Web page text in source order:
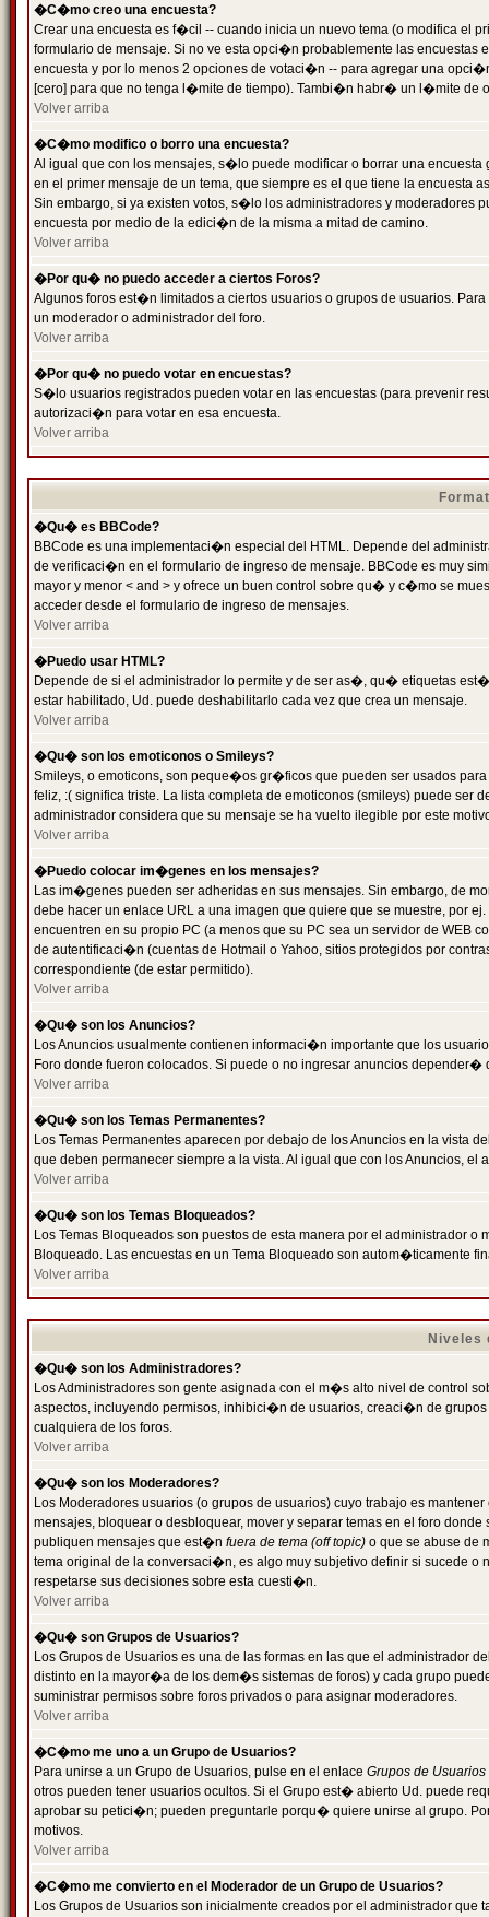
�C�mo creo una encuesta?
Crear una encuesta es f�cil -- cuando inicia un nuevo tema (o modifica el
formulario de mensaje. Si no ve esta opci�n probablemente las
encuesta y por lo menos 2 opciones de votaci�n -- para agregar una
[cero] para que no tenga l�mite de tiempo). Tambi�n habr� un l�mite de
Volver arriba
�C�mo modifico o borro una encuesta?
Al igual que con los mensajes, s�lo puede modificar o borrar una
en el primer mensaje de un tema, que siempre es el que tiene la encuesta
Sin embargo, si ya existen votos, s�lo los administradores y moderadores
encuesta por medio de la edici�n de la misma a mitad de camino.
Volver arriba
�Por qu� no puedo acceder a ciertos Foros?
Algunos foros est�n limitados a ciertos usuarios o grupos de usuarios.
un moderador o administrador del foro.
Volver arriba
�Por qu� no puedo votar en encuestas?
S�lo usuarios registrados pueden votar en las encuestas (para prevenir
autorizaci�n para votar en esa encuesta.
Volver arriba
�Qu� es BBCode?
BBCode es una implementaci�n especial del HTML. Depende del
de verificaci�n en el formulario de ingreso de mensaje. BBCode es muy
mayor y menor < and > y ofrece un buen control sobre qu� y c�mo se
acceder desde el formulario de ingreso de mensajes.
Volver arriba
�Puedo usar HTML?
Depende de si el administrador lo permite y de ser as�, qu� etiquetas
estar habilitado, Ud. puede deshabilitarlo cada vez que crea un mensaje.
Volver arriba
�Qu� son los emoticonos o Smileys?
Smileys, o emoticons, son peque�os gr�ficos que pueden ser usados
feliz, :( significa triste. La lista completa de emoticonos (smileys) puede
administrador considera que su mensaje se ha vuelto ilegible por este
Volver arriba
�Puedo colocar im�genes en los mensajes?
Las im�genes pueden ser adheridas en sus mensajes. Sin embargo, de
debe hacer un enlace URL a una imagen que quiere que se muestre, por
encuentren en su propio PC (a menos que su PC sea un servidor de
de autentificaci�n (cuentas de Hotmail o Yahoo, sitios protegidos por
correspondiente (de estar permitido).
Volver arriba
�Qu� son los Anuncios?
Los Anuncios usualmente contienen informaci�n importante que los
Foro donde fueron colocados. Si puede o no ingresar anuncios
Volver arriba
�Qu� son los Temas Permanentes?
Los Temas Permanentes aparecen por debajo de los Anuncios en la
que deben permanecer siempre a la vista. Al igual que con los Anuncios,
Volver arriba
�Qu� son los Temas Bloqueados?
Los Temas Bloqueados son puestos de esta manera por el administrador
Bloqueado. Las encuestas en un Tema Bloqueado son autom�ticamente
Volver arriba
Niveles
�Qu� son los Administradores?
Los Administradores son gente asignada con el m�s alto nivel de control
aspectos, incluyendo permisos, inhibici�n de usuarios, creaci�n de
cualquiera de los foros.
Volver arriba
�Qu� son los Moderadores?
Los Moderadores usuarios (o grupos de usuarios) cuyo trabajo es
mensajes, bloquear o desbloquear, mover y separar temas en el foro
publiquen mensajes que est�n fuera de tema (off topic) o que se abuse de
tema original de la conversaci�n, es algo muy subjetivo definir si sucede
respetarse sus decisiones sobre esta cuesti�n.
Volver arriba
�Qu� son Grupos de Usuarios?
Los Grupos de Usuarios es una de las formas en las que el administrador
distinto en la mayor�a de los dem�s sistemas de foros) y cada grupo
suministrar permisos sobre foros privados o para asignar moderadores.
Volver arriba
�C�mo me uno a un Grupo de Usuarios?
Para unirse a un Grupo de Usuarios, pulse en el enlace Grupos de Usuarios
otros pueden tener usuarios ocultos. Si el Grupo est� abierto Ud. puede
aprobar su petici�n; pueden preguntarle porqu� quiere unirse al grupo.
motivos.
Volver arriba
�C�mo me convierto en el Moderador de un Grupo de Usuarios?
Los Grupos de Usuarios son inicialmente creados por el administrador